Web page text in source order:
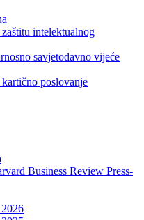
intelektualnog
savjetodavno vijeće
poslovanje
Business Review Press-